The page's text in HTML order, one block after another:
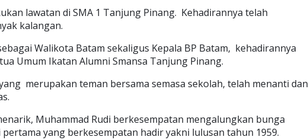
lawatan di SMA 1 Tanjung Pinang. Kehadirannya telah
kalangan.
Walikota Batam sekaligus Kepala BP Batam, kehadirannya
Umum Ikatan Alumni Smansa Tanjung Pinang.
merupakan teman bersama semasa sekolah, telah menanti dan
Muhammad Rudi berkesempatan mengalungkan bunga
pertama yang berkesempatan hadir yakni lulusan tahun 1959.